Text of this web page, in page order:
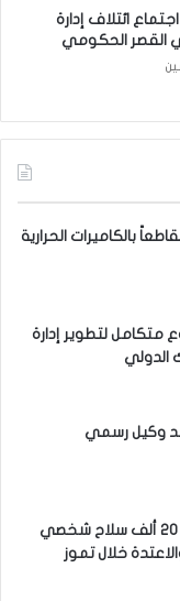
ائتلاف إدارة
القصر الحكومي
العامة: تجهيز 50 تقاطعاً بالكاميرات الحرارية
متكامل لتطوير إدارة
الدولي
وكيل رسمي
الداخلية: تسجيل أكثر من 20 ألف سلاح شخصي
خلال تموز